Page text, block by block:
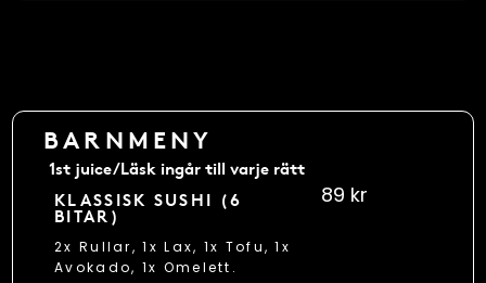
BARNMENY
1st juice/Läsk ingår till varje rätt
KLASSISK SUSHI (6
BITAR)
2x Rullar, 1x Lax, 1x Tofu, 1x
Avokado, 1x Omelett.
89 kr